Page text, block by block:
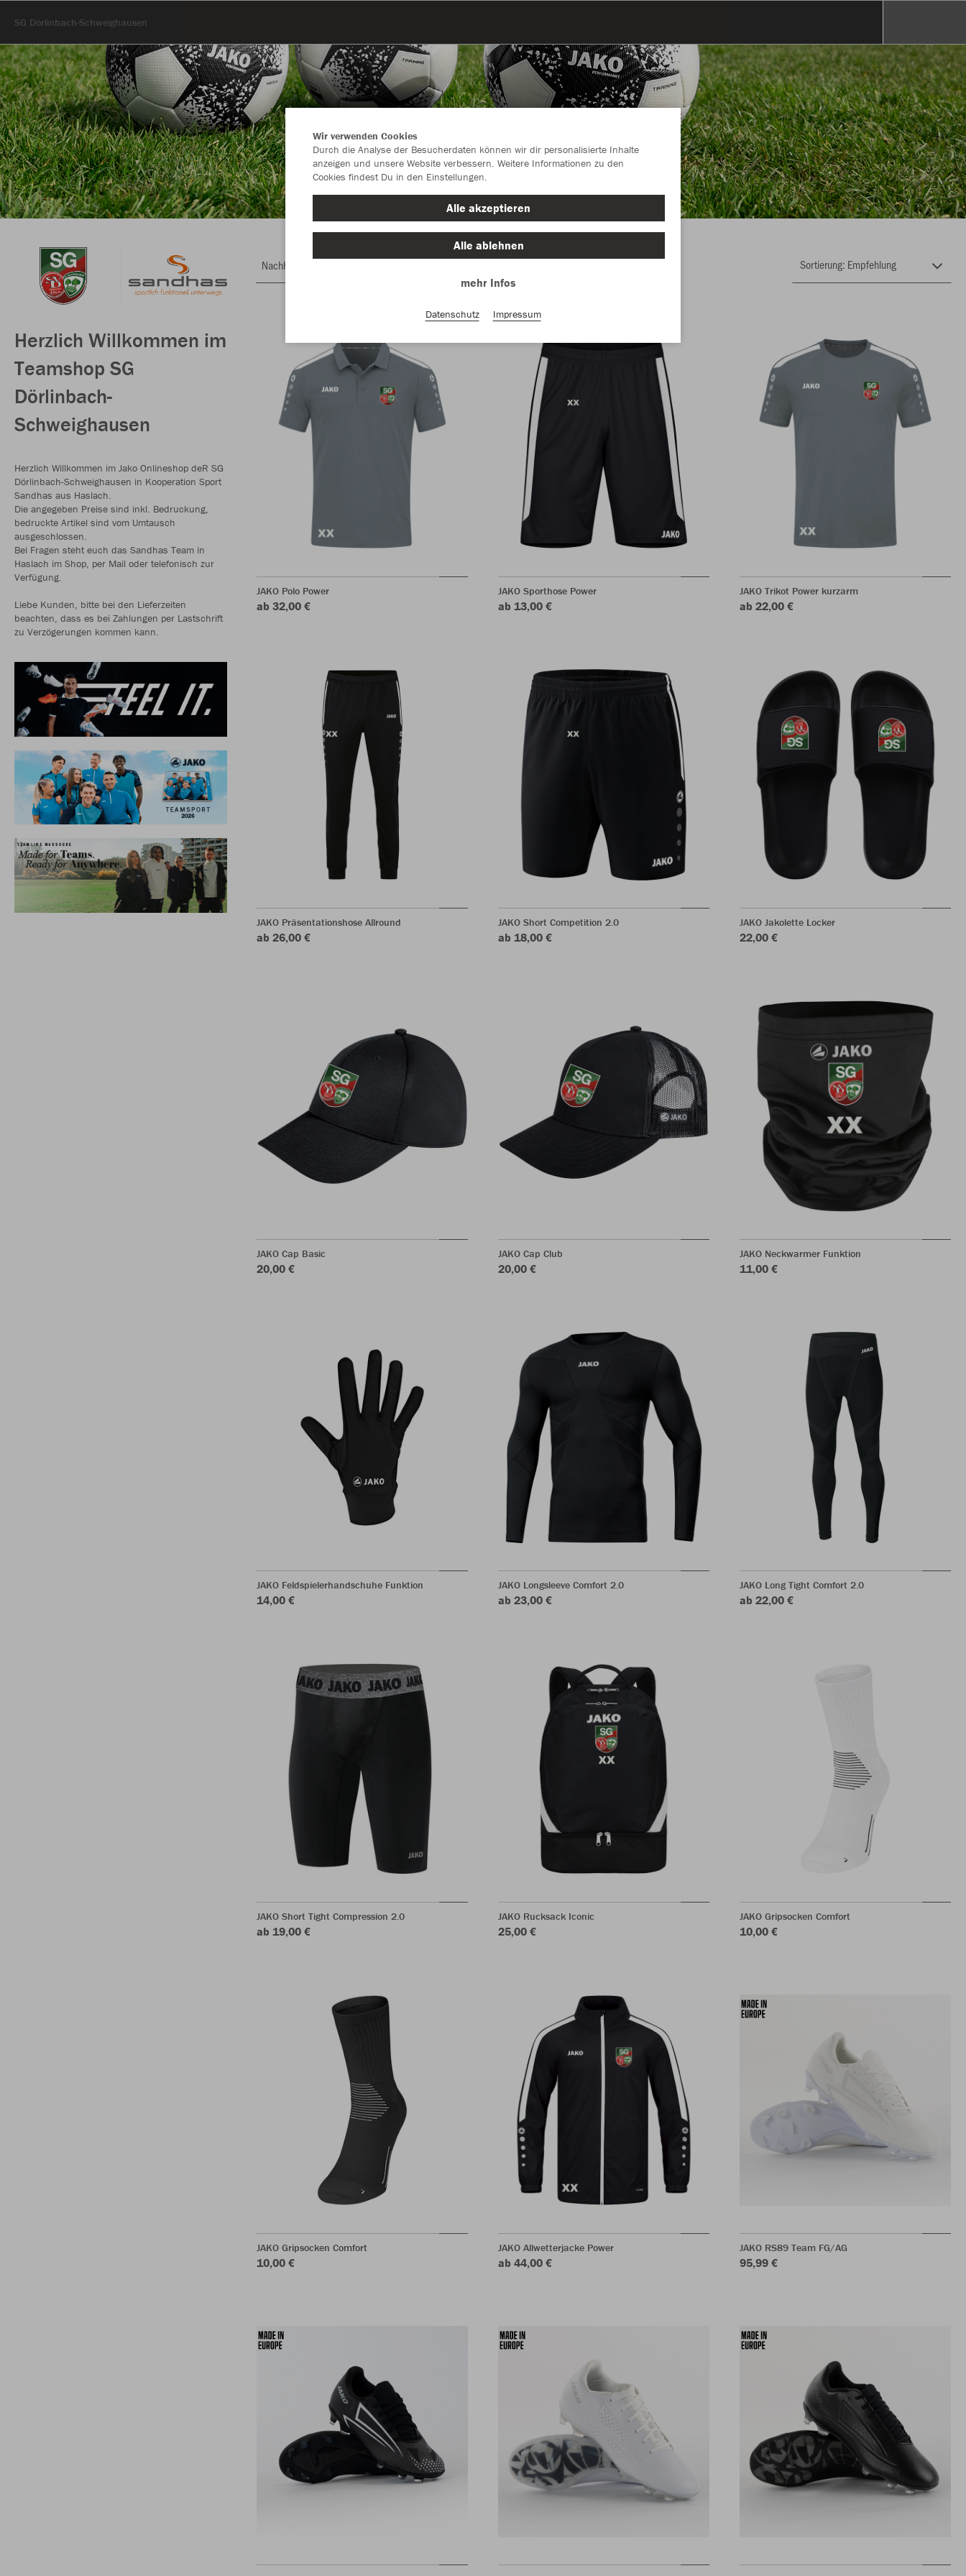
SG Dörlinbach-Schweighausen
Herzlich Willkommen im
Teamshop SG
Dörlinbach-
Schweighausen
Herzlich Willkommen im Jako Onlineshop deR SG
Dörlinbach-Schweighausen in Kooperation Sport
Sandhas aus Haslach.
Die angegeben Preise sind inkl. Bedruckung,
bedruckte Artikel sind vom Umtausch
ausgeschlossen.
Bei Fragen steht euch das Sandhas Team in
Haslach im Shop, per Mail oder telefonisch zur
Verfügung.
Liebe Kunden, bitte bei den Lieferzeiten
beachten, dass es bei Zahlungen per Lastschrift
zu Verzögerungen kommen kann.
Nachhaltig
JAKO Polo Power
ab 32,00 €
JAKO Sporthose Power
ab 13,00 €
JAKO Trikot Power kurzarm
ab 22,00 €
JAKO Präsentationshose Allround
ab 26,00 €
JAKO Short Competition 2.0
ab 18,00 €
JAKO Jakolette Locker
22,00 €
JAKO Cap Basic
20,00 €
JAKO Cap Club
20,00 €
JAKO Neckwarmer Funktion
11,00 €
JAKO Feldspielerhandschuhe Funktion
14,00 €
JAKO Longsleeve Comfort 2.0
ab 23,00 €
JAKO Long Tight Comfort 2.0
ab 22,00 €
JAKO Short Tight Compression 2.0
ab 19,00 €
JAKO Rucksack Iconic
25,00 €
JAKO Gripsocken Comfort
10,00 €
JAKO Gripsocken Comfort
10,00 €
JAKO Allwetterjacke Power
ab 44,00 €
JAKO RS89 Team FG/AG
95,99 €
Wir verwenden Cookies
Durch die Analyse der Besucherdaten können wir dir personalisierte Inhalte
anzeigen und unsere Website verbessern. Weitere Informationen zu den
Cookies findest Du in den Einstellungen.
Alle akzeptieren
Alle ablehnen
mehr Infos
Datenschutz Impressum